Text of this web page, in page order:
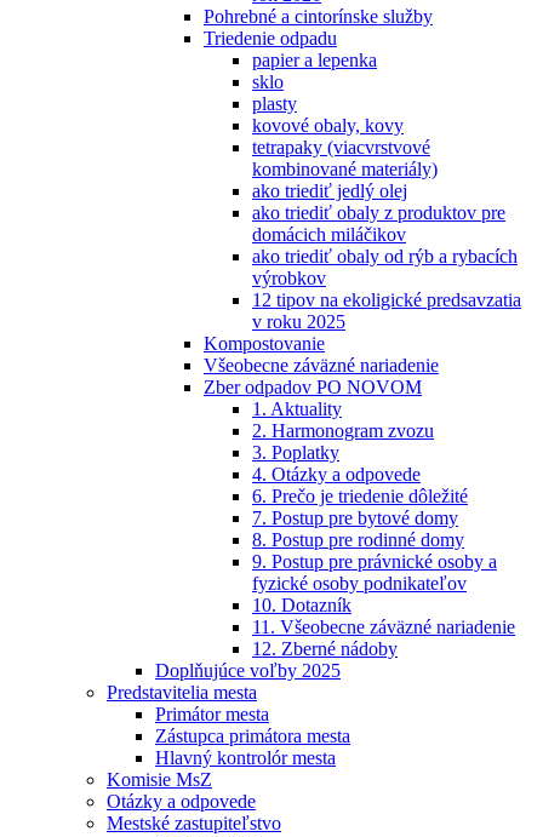
Pohrebné a cintorínske služby
Triedenie odpadu
papier a lepenka
sklo
plasty
kovové obaly, kovy
tetrapaky (viacvrstvové
kombinované materiály)
ako triediť jedlý olej
ako triediť obaly z produktov pre
domácich miláčikov
ako triediť obaly od rýb a rybacích
výrobkov
12 tipov na ekoligické predsavzatia
v roku 2025
Kompostovanie
Všeobecne záväzné nariadenie
Zber odpadov PO NOVOM
1. Aktuality
2. Harmonogram zvozu
3. Poplatky
4. Otázky a odpovede
6. Prečo je triedenie dôležité
7. Postup pre bytové domy
8. Postup pre rodinné domy
9. Postup pre právnické osoby a
fyzické osoby podnikateľov
10. Dotazník
11. Všeobecne záväzné nariadenie
12. Zberné nádoby
Doplňujúce voľby 2025
Predstavitelia mesta
Primátor mesta
Zástupca primátora mesta
Hlavný kontrolór mesta
Komisie MsZ
Otázky a odpovede
Mestské zastupiteľstvo